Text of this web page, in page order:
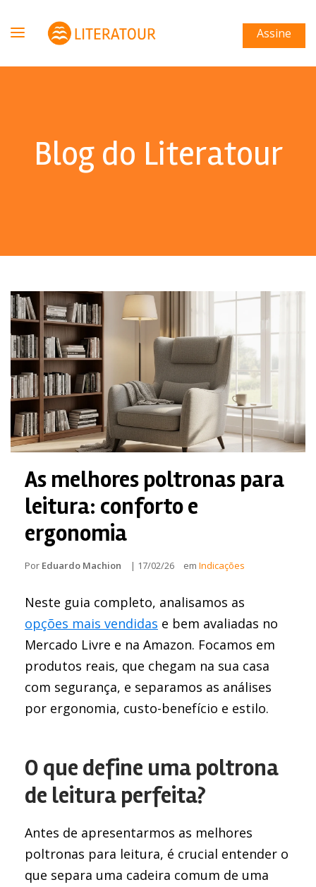
Assine
Blog do Literatour
As melhores poltronas para
leitura: conforto e
ergonomia
Por Eduardo Machion | 17/02/26 em Indicações
Neste guia completo, analisamos as
opções mais vendidas e bem avaliadas no
Mercado Livre e na Amazon. Focamos em
produtos reais, que chegam na sua casa
com segurança, e separamos as análises
por ergonomia, custo-benefício e estilo.
O que define uma poltrona
de leitura perfeita?
Antes de apresentarmos as melhores
poltronas para leitura, é crucial entender o
que separa uma cadeira comum de uma